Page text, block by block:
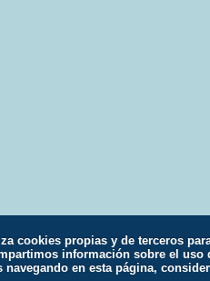
cookies propias y de terceros
información sobre el
en esta página,